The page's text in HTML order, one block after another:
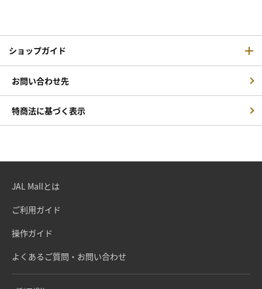
ショップガイド
お問い合わせ先
特商法に基づく表示
JAL Mallとは
ご利用ガイド
操作ガイド
よくあるご質問・お問い合わせ